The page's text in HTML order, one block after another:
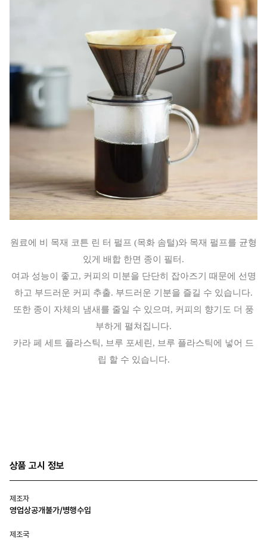
원료에 비 목재 코튼 린 터 펄프 (목화 솜털)와 목재 펄프를 균형
있게 배합 한면 종이 필터.
여과 성능이 좋고, 커피의 미분을 단단히 잡아즈기 때문에 선명
하고 부드러운 커피 추출. 부드러운 기분을 즐길 수 있습니다.
또한 종이 자체의 냄새를 줄일 수 있으며, 커피의 향기도 더 풍
부하게 펼쳐집니다.
카라 페 세트 플라스틱, 브루 포세린, 브루 플라스틱에 넣어 드
립 할 수 있습니다.
상품 고시 정보
제조자
영업상공개불가/병행수입
제조국